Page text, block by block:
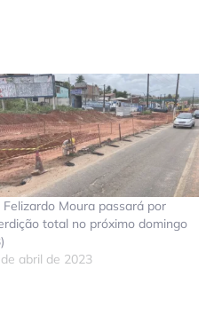
Felizardo Moura passará por
total no próximo domingo
abril de 2023